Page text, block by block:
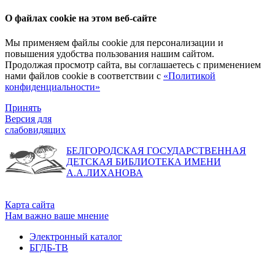
О файлах cookie на этом веб-сайте
Мы применяем файлы cookie для персонализации и
повышения удобства пользования нашим сайтом.
Продолжая просмотр сайта, вы соглашаетесь с применением
нами файлов cookie в соответствии с «Политикой
конфиденциальности»
Принять
Версия для
слабовидящих
БЕЛГОРОДСКАЯ ГОСУДАРСТВЕННАЯ
ДЕТСКАЯ БИБЛИОТЕКА ИМЕНИ
А.А.ЛИХАНОВА
Карта сайта
Нам важно ваше мнение
Электронный каталог
БГДБ-ТВ